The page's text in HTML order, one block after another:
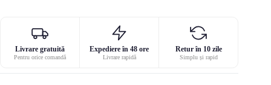
Livrare gratuită
Pentru orice comandă
Expediere în 48 ore
Livrare rapidă
Retur în 10 zile
Simplu și rapid